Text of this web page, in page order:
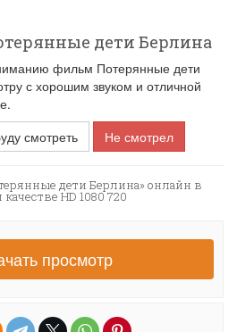
дети Берлина
фильм Потерянные дети
с хорошим звуком и отличной
смотреть Не смотрел
дети Берлина» онлайн в
HD 1080 720
просмотр